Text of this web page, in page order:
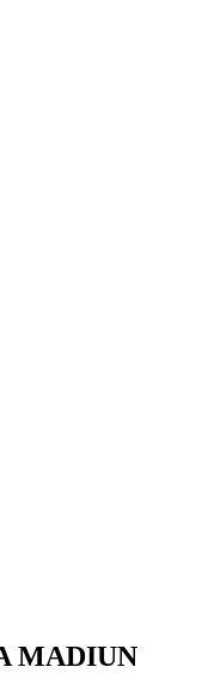
MADIUN